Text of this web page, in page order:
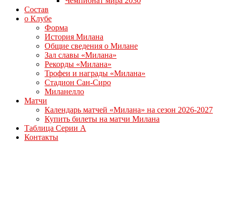
Состав
о Клубе
Форма
История Милана
Общие сведения о Милане
Зал славы «Милана»
Рекорды «Милана»
Трофеи и награды «Милана»
Стадион Сан-Сиро
Миланелло
Матчи
Календарь матчей «Милана» на сезон 2026-2027
Купить билеты на матчи Милана
Таблица Серии А
Контакты